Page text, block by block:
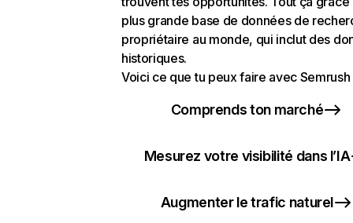
plus grande base de données de
propriétaire au monde, qui inclut des
historiques.
Voici ce que tu peux faire avec Semrush
Comprends ton marché
Mesurez votre visibilité dans l’IA
Augmenter le trafic naturel